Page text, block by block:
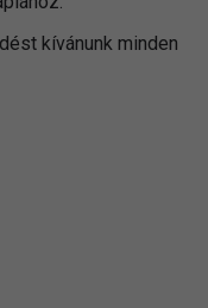
kívánunk minden